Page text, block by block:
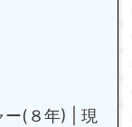
ー(８年) | 現